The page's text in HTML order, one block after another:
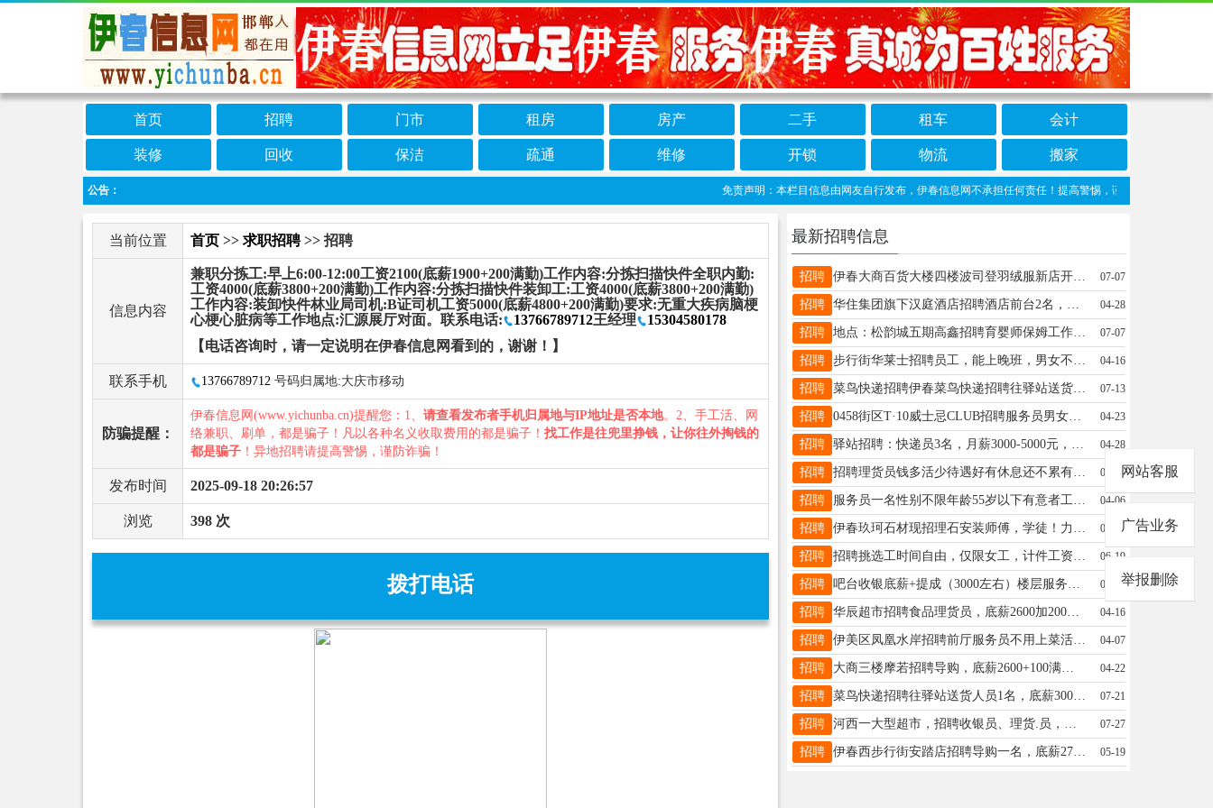
首页 招聘 门市 租房 房产 二手 租车 会计
装修 回收 保洁 疏通 维修 开锁 物流 搬家
公告： 免责声明：本栏目信息由网友自行发布，伊春信息网不承担任何责任！提高警惕，谨防诈骗！做推广、做
当前位置 首页 >> 求职招聘>> 招聘
信息内容
兼职分拣工:早上6:00-12:00工资2100(底薪1900+200满勤)工作内容:分拣扫描快件全职内勤:
工资4000(底薪3800+200满勤)工作内容:分拣扫描快件装卸工:工资4000(底薪3800+200满勤)
工作内容:装卸快件林业局司机:B证司机工资5000(底薪4800+200满勤)要求:无重大疾病脑梗
心梗心脏病等工作地点:汇源展厅对面。联系电话:
13766789712王经理
15304580178
【电话咨询时，请一定说明在伊春信息网看到的，谢谢！】
联系手机 13766789712 号码归属地:大庆市移动
防骗提醒：
伊春信息网(www.yichunba.cn)提醒您：1、 请查看发布者手机归属地与IP地址是否本地。2、手工活、网
络兼职、刷单，都是骗子！凡以各种名义收取费用的都是骗子！ 找工作是往兜里挣钱，让你往外掏钱的
都是骗子 ！异地招聘请提高警惕，谨防诈骗！
发布时间 2025-09-18 20:26:57
浏览 398 次
拨打电话
最新招聘信息
招聘 伊春大商百货大楼四楼波司登羽绒服新店开业，现招聘导购员三名，要求年龄40岁以下，薪资待遇优厚，半天班，大品牌货好卖，有意者可到店面谈或电话咨询18645869996或18645868586，期待你的加入。李先生18645868586 07-07
招聘 华住集团旗下汉庭酒店招聘酒店前台2名，ABO倒班，薪资2532元+提成+补贴，综合薪资3-5k，要求无明显纹身，有无经验均可，有服务行业经验优先！我们有：带薪年假！五险！员工餐（2餐）！法定假日三薪！！上班环境好，待遇优！！地址：伊春市伊美区桥北健身广场兴安实业办公楼；汉庭酒店期待您的加入、共筑美好！！王经理17262590518 04-28
招聘 地点：松韵城五期高鑫招聘育婴师保姆工作时间：白天工资面议工作内容：带刚百天的女婴儿，要求有耐心有责任心对孩子好就行活少事少，好说话，工资高有假期孩子听话不闹人，不累只招长期希望带到两三岁或者更长！崔先生13354581711 07-07
招聘 步行街华莱士招聘员工，能上晚班，男女不限，有责任心，50岁以下，每小时12.5元，每周有休息，法定假日额外补助。联系电话☎️18714660104王韩13091612203 04-16
招聘 菜鸟快递招聘伊春菜鸟快递招聘往驿站送货人员1名，底薪3000。要求认真负责，会骑三轮车有驾驶证者优先。送完就可以下班。有意者联系:13845821222于先生于先生13845821222 07-13
招聘 0458街区T·10威士忌CLUB招聘服务员男女各一名年龄18—30薪资待遇：3000+驻唱歌手男女各一名要求具备良好的音乐基础，能独立完成现场演出，有相关工作经验优先考虑。薪资待遇：面议调酒师一名要求除大经典外有自己的特调薪资待遇：5000+韩18645838855 04-23
招聘 驿站招聘：快递员3名，月薪3000-5000元，投放快递柜，要求会简单操作手机，工作内容简单，会骑电动三轮车，有团队精神，有想法的来！联系电话：李经理18324689991助理19815593613 04-28
招聘 招聘理货员钱多活少待遇好有休息还不累有意的联系我张18445845306 04-06
招聘 服务员一名性别不限年龄55岁以下有意者工资面谈.联系电话13845854589曲女士13846633651 04-06
招聘 伊春玖珂石材现招理石安装师傅，学徒！力工！王先生16629786000 06-24
招聘 招聘挑选工时间自由，仅限女工，计件工资，到月就开，长期招人，真实有效地址桥北河西杨女士15561915598 06-19
招聘 吧台收银底薪+提成（3000左右）楼层服务员(生）底薪+提成（2600左右）男浴服务生底薪+提成2700左右上1休1供饭电话:15094595555杨先生15094595555 04-22
招聘 华辰超市招聘食品理货员，底薪2600加200满勤，倒班制工作，每个班8小时，加班另算。男女不限，缴纳社保！工作认真，吃苦耐劳者优先！田先生13154585959 04-16
招聘 伊美区凤凰水岸招聘前厅服务员不用上菜活非常轻松底薪4200招聘刨肉工杂工18845849609袁女士18845849609 04-07
招聘 大商三楼摩若招聘导购，底薪2600+100满勤+2%提成+特提+联单奖，半天班（6小时）。联系电话13766751988微信同步宋女士13766751988 04-22
招聘 菜鸟快递招聘往驿站送货人员1名，底薪3000。要求认真负责，会骑三轮车有驾驶证者优先。送完就可以下班。客服1名，工资面议。有意者联系:13845821222于先生于先生13845821222 07-21
招聘 河西一大型超市，招聘收银员、理货.员，待遇优厚，工资面议(提供两顿工作餐)！有意者电联,非诚勿扰！贾女士15704589979 07-27
招聘 伊春西步行街安踏店招聘导购一名，底薪2700➕满勤300➕提成，月休息4天，早晚倒班。杨女士13846604454 05-19
网站客服
广告业务
举报删除